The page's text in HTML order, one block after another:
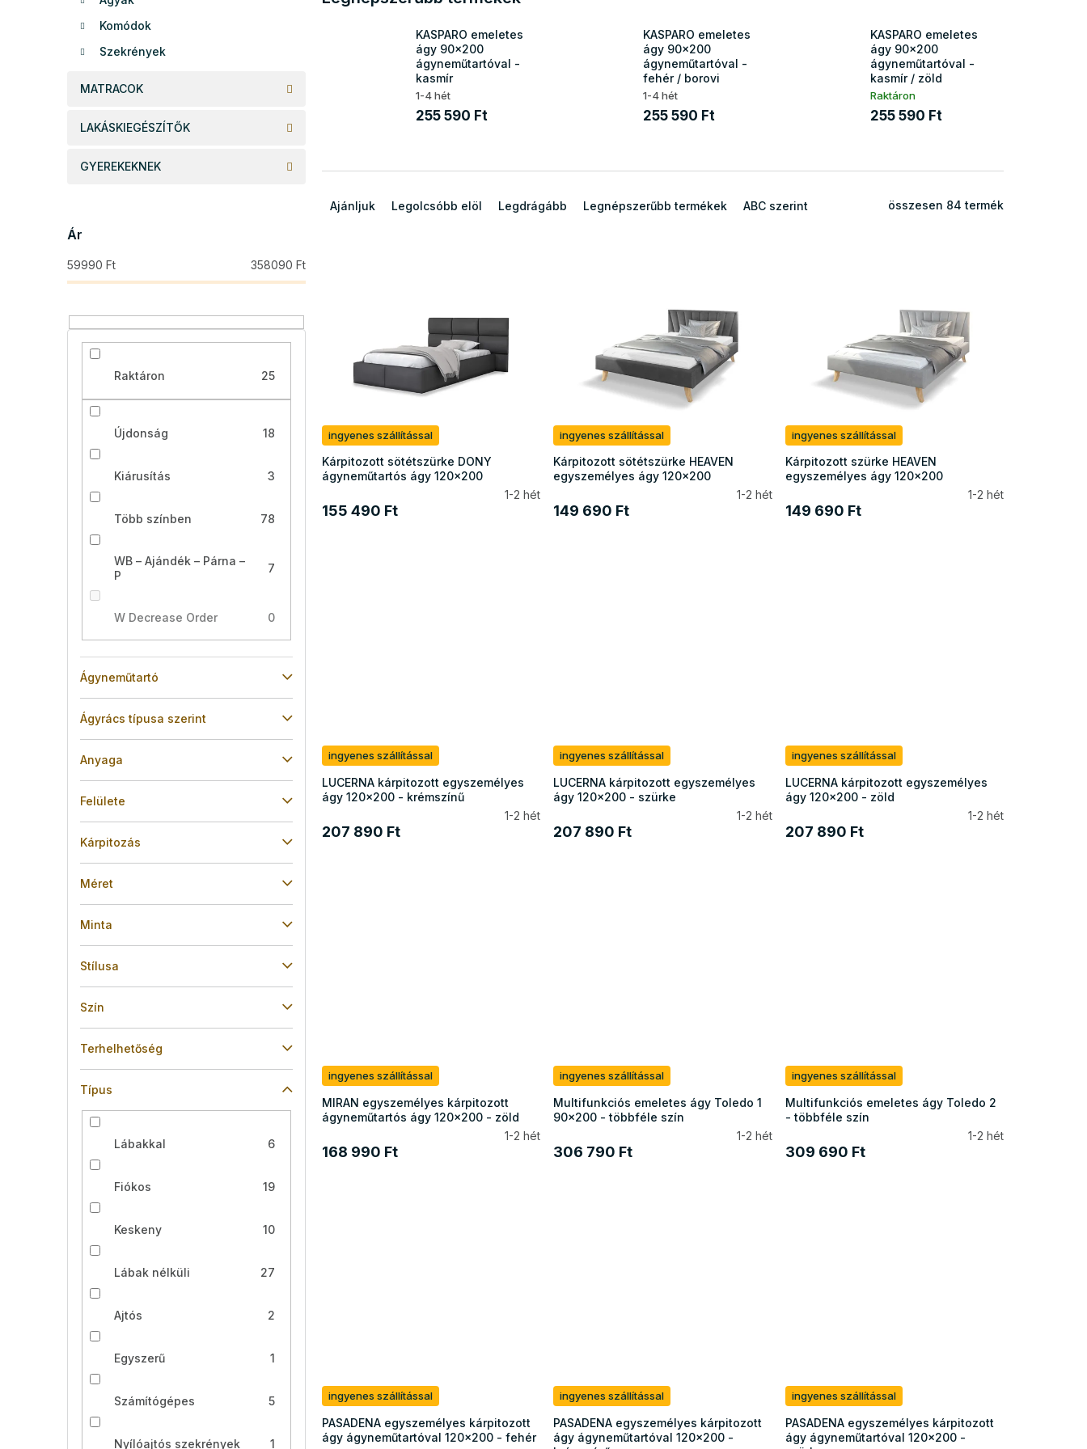
Komódok
Szekrények
MATRACOK
LAKÁSKIEGÉSZÍTŐK
GYEREKEKNEK
Ár
59990 Ft 358090 Ft
Raktáron 25
Újdonság 18
Kiárusítás 3
Több színben 78
WB – Ajándék – Párna –
P
7
W Decrease Order 0
Ágyneműtartó
Ágyrács típusa szerint
Anyaga
Felülete
Kárpitozás
Méret
Minta
Stílusa
Szín
Terhelhetőség
Típus
Lábakkal 6
Fiókos 19
Keskeny 10
Lábak nélküli 27
Ajtós 2
Egyszerű 1
Számítógépes 5
Nyílóajtós szekrények 1
KASPARO emeletes
ágy 90x200
ágyneműtartóval -
kasmír
1-4 hét
255 590 Ft
KASPARO emeletes
ágy 90x200
ágyneműtartóval -
fehér / borovi
1-4 hét
255 590 Ft
KASPARO emeletes
ágy 90x200
ágyneműtartóval -
kasmír / zöld
Raktáron
255 590 Ft
e
é
s
e
Ajánljuk Legolcsóbb elöl Legdrágább Legnépszerűbb termékek ABC szerint összesen 84 termék
i
s
t
á
j
a
ingyenes szállítással
Kárpitozott sötétszürke DONY
ágyneműtartós ágy 120x200
1-2 hét
155 490 Ft
ingyenes szállítással
Kárpitozott sötétszürke HEAVEN
egyszemélyes ágy 120x200
1-2 hét
149 690 Ft
ingyenes szállítással
Kárpitozott szürke HEAVEN
egyszemélyes ágy 120x200
1-2 hét
149 690 Ft
ingyenes szállítással
LUCERNA kárpitozott egyszemélyes
ágy 120x200 - krémszínű
1-2 hét
207 890 Ft
ingyenes szállítással
LUCERNA kárpitozott egyszemélyes
ágy 120x200 - szürke
1-2 hét
207 890 Ft
ingyenes szállítással
LUCERNA kárpitozott egyszemélyes
ágy 120x200 - zöld
1-2 hét
207 890 Ft
ingyenes szállítással
MIRAN egyszemélyes kárpitozott
ágyneműtartós ágy 120x200 - zöld
1-2 hét
168 990 Ft
ingyenes szállítással
Multifunkciós emeletes ágy Toledo 1
90x200 - többféle szín
1-2 hét
306 790 Ft
ingyenes szállítással
Multifunkciós emeletes ágy Toledo 2
- többféle szín
1-2 hét
309 690 Ft
ingyenes szállítással
PASADENA egyszemélyes kárpitozott
ágy ágyneműtartóval 120x200 - fehér
ingyenes szállítással
PASADENA egyszemélyes kárpitozott
ágy ágyneműtartóval 120x200 -
ingyenes szállítással
PASADENA egyszemélyes kárpitozott
ágy ágyneműtartóval 120x200 -